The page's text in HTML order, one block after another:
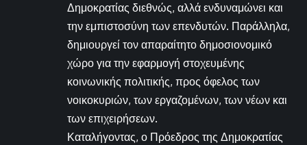
Δημοκρατίας διεθνώς, αλλά ενδυναμώνει και
την εμπιστοσύνη των επενδυτών. Παράλληλα,
δημιουργεί τον απαραίτητο δημοσιονομικό
χώρο για την εφαρμογή στοχευμένης
κοινωνικής πολιτικής, προς όφελος των
νοικοκυριών, των εργαζομένων, των νέων και
των επιχειρήσεων.
Καταλήγοντας, ο Πρόεδρος της Δημοκρατίας